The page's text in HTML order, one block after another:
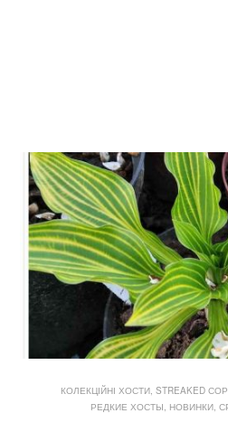
КОЛЕКЦІЙНІ ХОСТИ, STREAKED
РЕДКИЕ ХОСТЫ, НОВИНКИ,